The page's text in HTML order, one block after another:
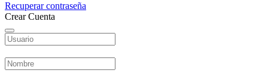
Recuperar contraseña
Crear Cuenta